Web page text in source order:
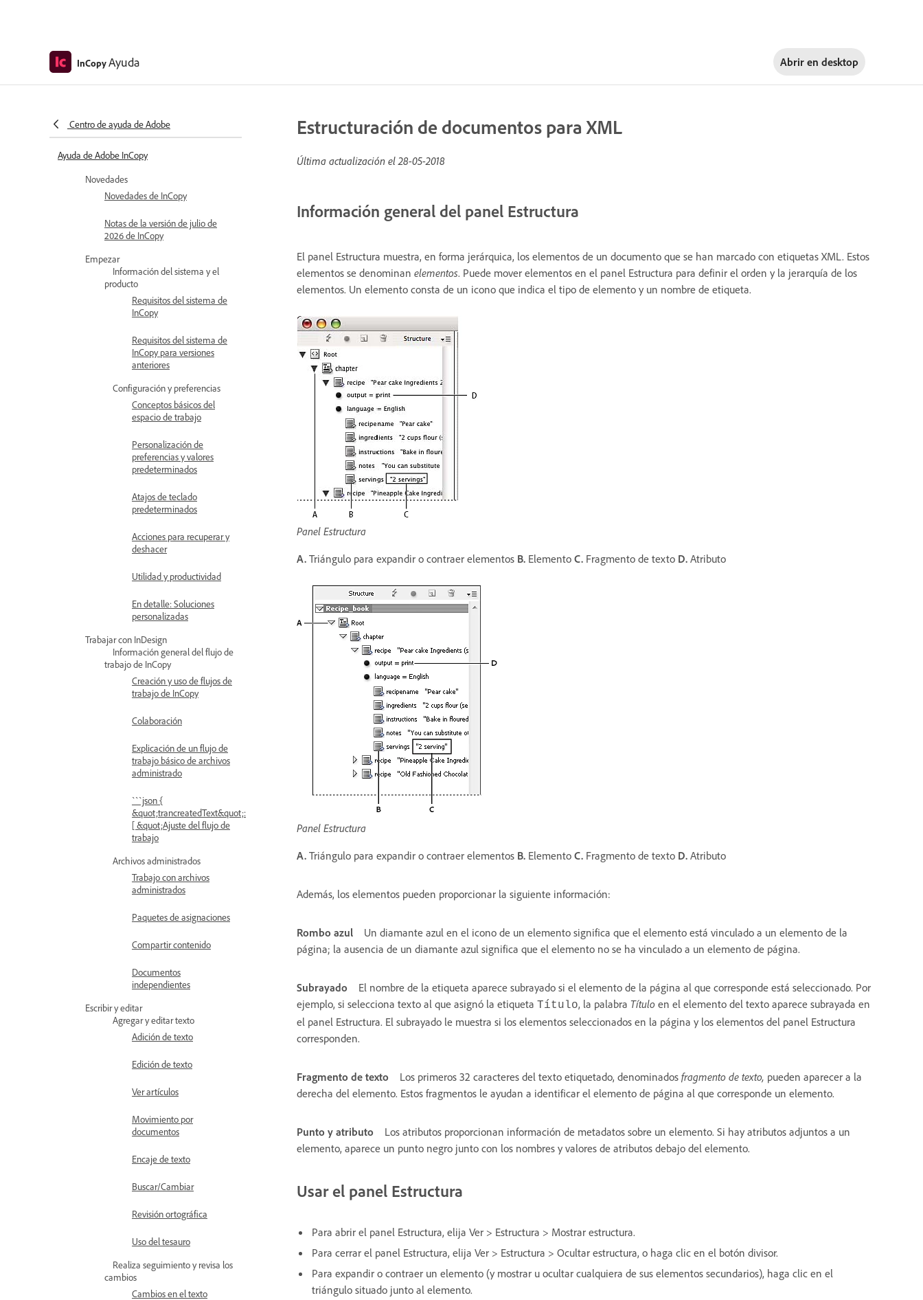
InCopyAyuda Abrir en desktop
Centro de ayuda de Adobe
Ayuda de Adobe InCopy
Novedades
Novedades de InCopy
Notas de la versión de julio de
2026 de InCopy
Empezar
Información del sistema y el
producto
Requisitos del sistema de
InCopy
Requisitos del sistema de
InCopy para versiones
anteriores
Configuración y preferencias
Conceptos básicos del
espacio de trabajo
Personalización de
preferencias y valores
predeterminados
Atajos de teclado
predeterminados
Acciones para recuperar y
deshacer
Utilidad y productividad
En detalle: Soluciones
personalizadas
Trabajar con InDesign
Información general del flujo de
trabajo de InCopy
Creación y uso de flujos de
trabajo de InCopy
Colaboración
Explicación de un flujo de
trabajo básico de archivos
administrado
```json {
&quot;trancreatedText&quot;:
[ &quot;Ajuste del flujo de
trabajo
Archivos administrados
Trabajo con archivos
administrados
Paquetes de asignaciones
Compartir contenido
Documentos
independientes
Escribir y editar
Agregar y editar texto
Adición de texto
Edición de texto
Ver artículos
Movimiento por
documentos
Encaje de texto
Buscar/Cambiar
Revisión ortográfica
Uso del tesauro
Realiza seguimiento y revisa los
cambios
Cambios en el texto
Estructuración de documentos para XML
Última actualización el28-05-2018
Información general del panel Estructura
El panel Estructura muestra, en forma jerárquica, los elementos de un documento que se han marcado con etiquetas XML. Estos
elementos se denominan elementos. Puede mover elementos en el panel Estructura para definir el orden y la jerarquía de los
elementos. Un elemento consta de un icono que indica el tipo de elemento y un nombre de etiqueta.
Panel Estructura
A. Triángulo para expandir o contraer elementos B. Elemento C. Fragmento de texto D. Atributo
Panel Estructura
A. Triángulo para expandir o contraer elementos B. Elemento C. Fragmento de texto D. Atributo
Además, los elementos pueden proporcionar la siguiente información:
Rombo azul
Un diamante azul en el icono de un elemento significa que el elemento está vinculado a un elemento de la
página; la ausencia de un diamante azul significa que el elemento no se ha vinculado a un elemento de página.
Subrayado
El nombre de la etiqueta aparece subrayado si el elemento de la página al que corresponde está seleccionado. Por
ejemplo, si selecciona texto al que asignó la etiqueta Título, la palabra Título en el elemento del texto aparece subrayada en
el panel Estructura. El subrayado le muestra si los elementos seleccionados en la página y los elementos del panel Estructura
corresponden.
Fragmento de texto Los primeros 32 caracteres del texto etiquetado, denominados fragmento de texto, pueden aparecer a la
derecha del elemento. Estos fragmentos le ayudan a identificar el elemento de página al que corresponde un elemento.
Punto y atributo
Los atributos proporcionan información de metadatos sobre un elemento. Si hay atributos adjuntos a un
elemento, aparece un punto negro junto con los nombres y valores de atributos debajo del elemento.
Usar el panel Estructura
Para abrir el panel Estructura, elija Ver > Estructura > Mostrar estructura.
Para cerrar el panel Estructura, elija Ver > Estructura > Ocultar estructura, o haga clic en el botón divisor.
Para expandir o contraer un elemento (y mostrar u ocultar cualquiera de sus elementos secundarios), haga clic en el
triángulo situado junto al elemento.